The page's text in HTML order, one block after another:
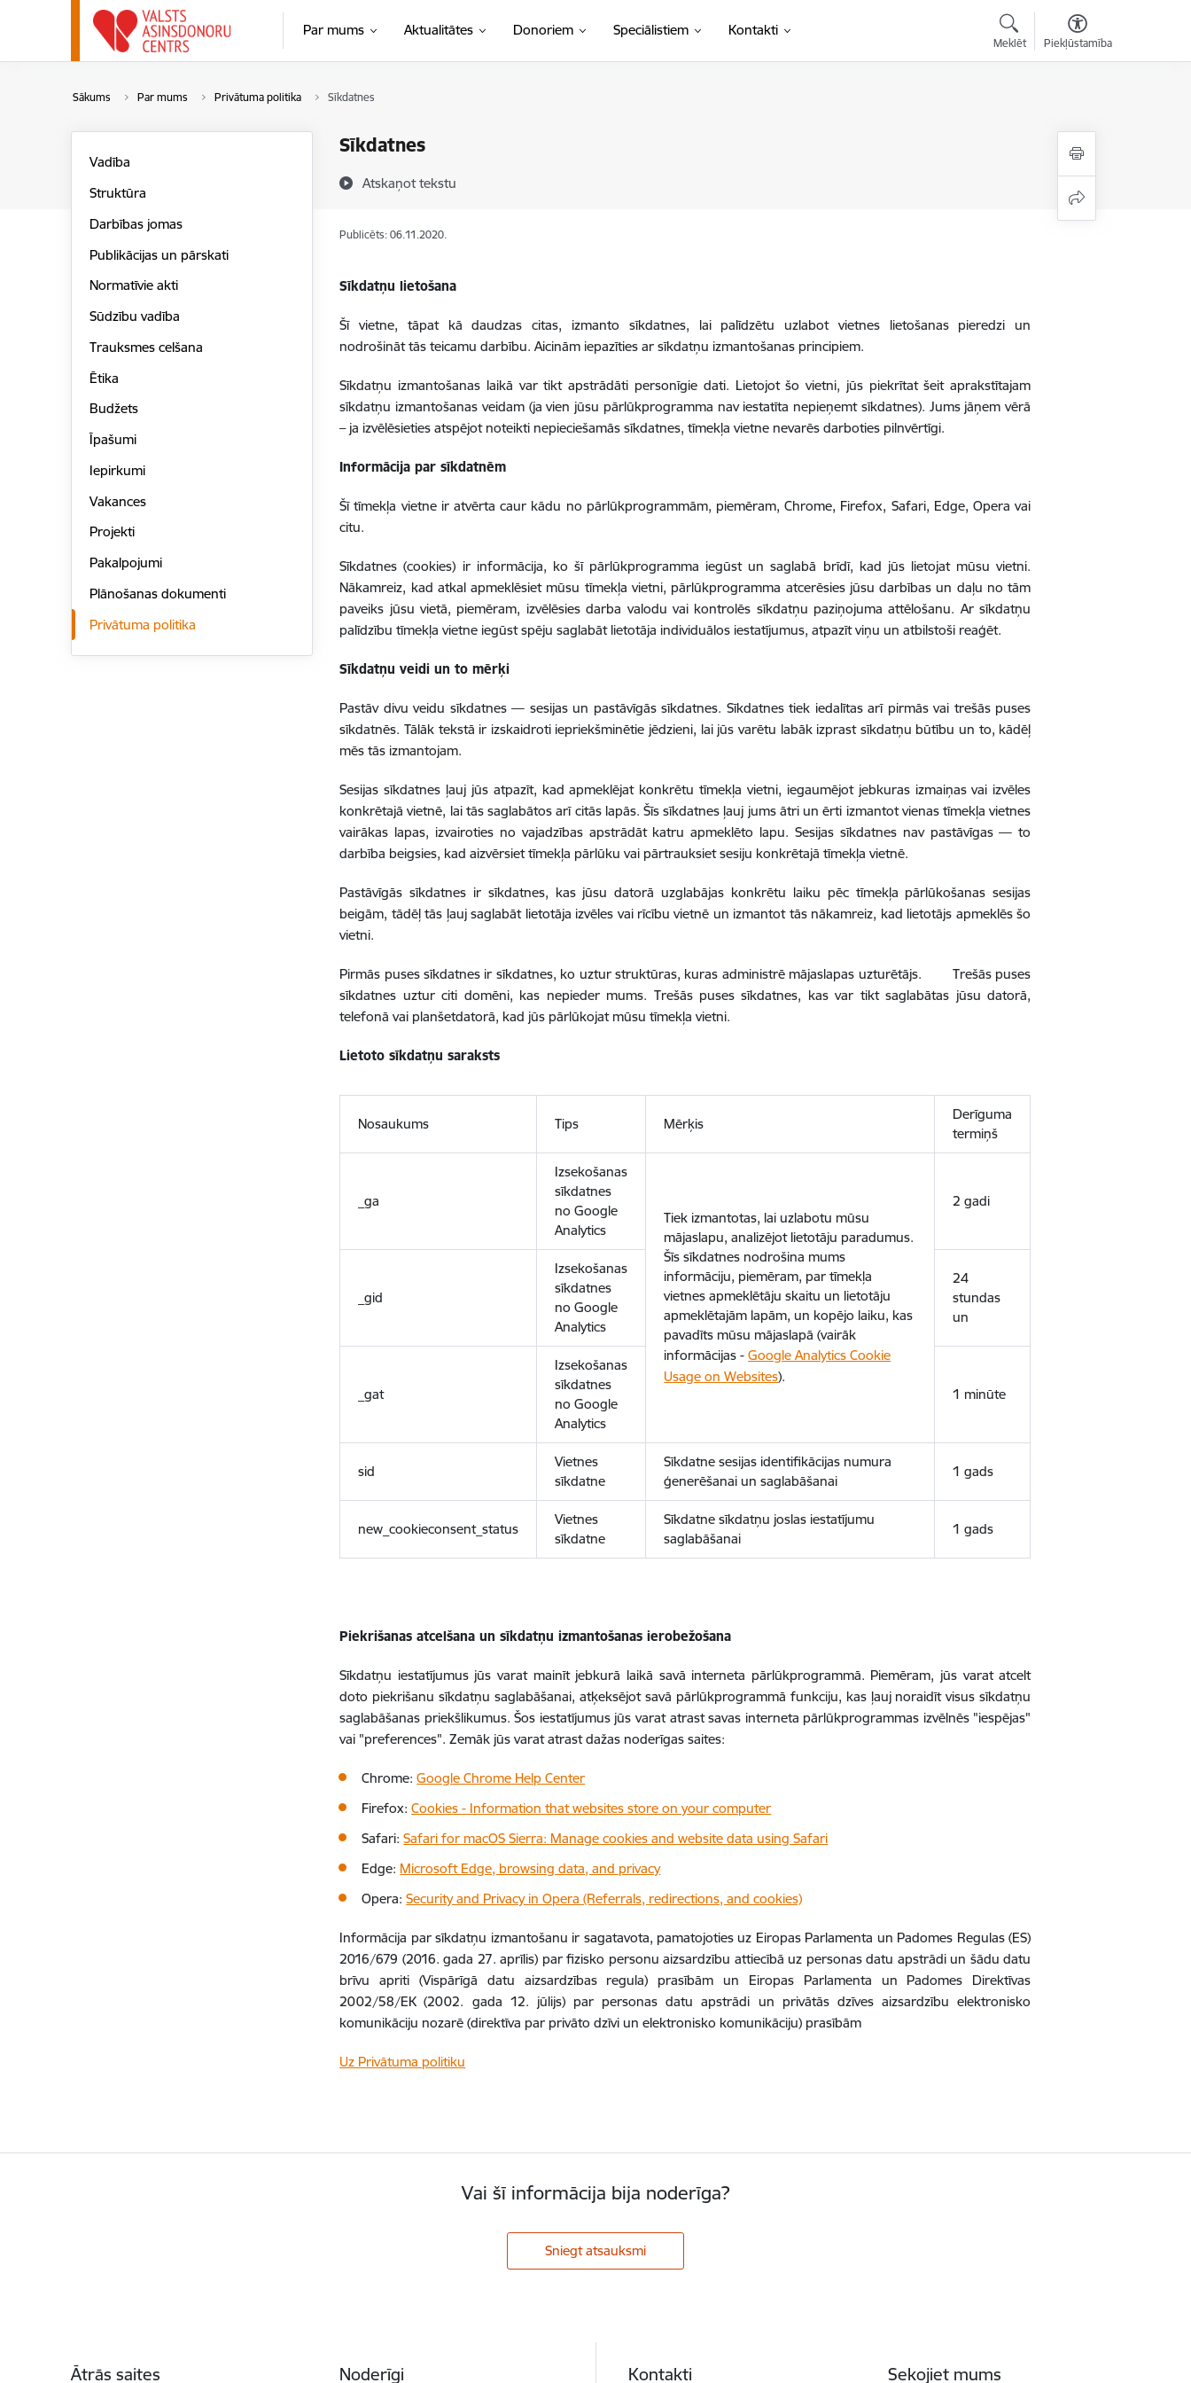
Pāriet uz lapas saturu
Par mums Aktualitātes Donoriem Speciālistiem Kontakti
Meklēt Piekļūstamība
Sākums Par mums Privātuma politika Sīkdatnes
Sīkdatnes
Atskaņot tekstu
Vadība
Struktūra
Darbības jomas
Publikācijas un pārskati
Normatīvie akti
Sūdzību vadība
Trauksmes celšana
Ētika
Budžets
Īpašumi
Iepirkumi
Vakances
Projekti
Pakalpojumi
Plānošanas dokumenti
Privātuma politika
Publicēts: 06.11.2020.
Sīkdatņu lietošana
Šī vietne, tāpat kā daudzas citas, izmanto sīkdatnes, lai palīdzētu uzlabot vietnes lietošanas pieredzi un
nodrošināt tās teicamu darbību. Aicinām iepazīties ar sīkdatņu izmantošanas principiem.
Sīkdatņu izmantošanas laikā var tikt apstrādāti personīgie dati. Lietojot šo vietni, jūs piekrītat šeit aprakstītajam
sīkdatņu izmantošanas veidam (ja vien jūsu pārlūkprogramma nav iestatīta nepieņemt sīkdatnes). Jums jāņem vērā
– ja izvēlēsieties atspējot noteikti nepieciešamās sīkdatnes, tīmekļa vietne nevarēs darboties pilnvērtīgi.
Informācija par sīkdatnēm
Šī tīmekļa vietne ir atvērta caur kādu no pārlūkprogrammām, piemēram, Chrome, Firefox, Safari, Edge, Opera vai
citu.
Sīkdatnes (cookies) ir informācija, ko šī pārlūkprogramma iegūst un saglabā brīdī, kad jūs lietojat mūsu vietni.
Nākamreiz, kad atkal apmeklēsiet mūsu tīmekļa vietni, pārlūkprogramma atcerēsies jūsu darbības un daļu no tām
paveiks jūsu vietā, piemēram, izvēlēsies darba valodu vai kontrolēs sīkdatņu paziņojuma attēlošanu. Ar sīkdatņu
palīdzību tīmekļa vietne iegūst spēju saglabāt lietotāja individuālos iestatījumus, atpazīt viņu un atbilstoši reaģēt.
Sīkdatņu veidi un to mērķi
Pastāv divu veidu sīkdatnes — sesijas un pastāvīgās sīkdatnes. Sīkdatnes tiek iedalītas arī pirmās vai trešās puses
sīkdatnēs. Tālāk tekstā ir izskaidroti iepriekšminētie jēdzieni, lai jūs varētu labāk izprast sīkdatņu būtību un to, kādēļ
mēs tās izmantojam.
Sesijas sīkdatnes ļauj jūs atpazīt, kad apmeklējat konkrētu tīmekļa vietni, iegaumējot jebkuras izmaiņas vai izvēles
konkrētajā vietnē, lai tās saglabātos arī citās lapās. Šīs sīkdatnes ļauj jums ātri un ērti izmantot vienas tīmekļa vietnes
vairākas lapas, izvairoties no vajadzības apstrādāt katru apmeklēto lapu. Sesijas sīkdatnes nav pastāvīgas — to
darbība beigsies, kad aizvērsiet tīmekļa pārlūku vai pārtrauksiet sesiju konkrētajā tīmekļa vietnē.
Pastāvīgās sīkdatnes ir sīkdatnes, kas jūsu datorā uzglabājas konkrētu laiku pēc tīmekļa pārlūkošanas sesijas
beigām, tādēļ tās ļauj saglabāt lietotāja izvēles vai rīcību vietnē un izmantot tās nākamreiz, kad lietotājs apmeklēs šo
vietni.
Pirmās puses sīkdatnes ir sīkdatnes, ko uztur struktūras, kuras administrē mājaslapas uzturētājs. Trešās puses
sīkdatnes uztur citi domēni, kas nepieder mums. Trešās puses sīkdatnes, kas var tikt saglabātas jūsu datorā,
telefonā vai planšetdatorā, kad jūs pārlūkojat mūsu tīmekļa vietni.
Lietoto sīkdatņu saraksts
Nosaukums Tips Mērķis
Derīguma
termiņš
_ga
Izsekošanas
sīkdatnes
no Google
Analytics
Tiek izmantotas, lai uzlabotu mūsu
mājaslapu, analizējot lietotāju paradumus.
Šīs sīkdatnes nodrošina mums
informāciju, piemēram, par tīmekļa
vietnes apmeklētāju skaitu un lietotāju
apmeklētajām lapām, un kopējo laiku, kas
pavadīts mūsu mājaslapā (vairāk
informācijas -Google Analytics Cookie
Usage on Websites).
2 gadi
_gid
Izsekošanas
sīkdatnes
no Google
Analytics
24
stundas
un
_gat
Izsekošanas
sīkdatnes
no Google
Analytics
1 minūte
sid
Vietnes
sīkdatne
Sīkdatne sesijas identifikācijas numura
ģenerēšanai un saglabāšanai
1 gads
new_cookieconsent_status
Vietnes
sīkdatne
Sīkdatne sīkdatņu joslas iestatījumu
saglabāšanai
1 gads
Piekrišanas atcelšana un sīkdatņu izmantošanas ierobežošana
Sīkdatņu iestatījumus jūs varat mainīt jebkurā laikā savā interneta pārlūkprogrammā. Piemēram, jūs varat atcelt
doto piekrišanu sīkdatņu saglabāšanai, atķeksējot savā pārlūkprogrammā funkciju, kas ļauj noraidīt visus sīkdatņu
saglabāšanas priekšlikumus. Šos iestatījumus jūs varat atrast savas interneta pārlūkprogrammas izvēlnēs "iespējas"
vai "preferences". Zemāk jūs varat atrast dažas noderīgas saites:
Chrome:Google Chrome Help Center
Firefox:Cookies - Information that websites store on your computer
Safari:Safari for macOS Sierra: Manage cookies and website data using Safari
Edge: Microsoft Edge, browsing data, and privacy
Opera:Security and Privacy in Opera (Referrals, redirections, and cookies)
Informācija par sīkdatņu izmantošanu ir sagatavota, pamatojoties uz Eiropas Parlamenta un Padomes Regulas (ES)
2016/679 (2016. gada 27. aprīlis) par fizisko personu aizsardzību attiecībā uz personas datu apstrādi un šādu datu
brīvu apriti (Vispārīgā datu aizsardzības regula) prasībām un Eiropas Parlamenta un Padomes Direktīvas
2002/58/EK (2002. gada 12. jūlijs) par personas datu apstrādi un privātās dzīves aizsardzību elektronisko
komunikāciju nozarē (direktīva par privāto dzīvi un elektronisko komunikāciju) prasībām
Uz Privātuma politiku
Vai šī informācija bija noderīga?
Sniegt atsauksmi
Ātrās saites Noderīgi Kontakti Sekojiet mums